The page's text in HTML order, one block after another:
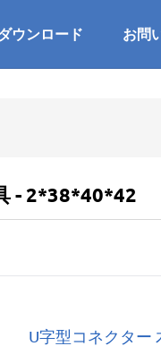
ウンロード お問
- 2*38*40*42
U字型コネクター